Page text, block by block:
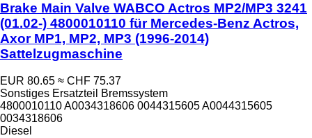
Brake Main Valve WABCO Actros MP2/MP3 3241
(01.02-) 4800010110 für Mercedes-Benz Actros,
Axor MP1, MP2, MP3 (1996-2014)
Sattelzugmaschine
EUR 80.65 ≈ CHF 75.37
Sonstiges Ersatzteil Bremssystem
4800010110 A0034318606 0044315605 A0044315605
0034318606
Diesel